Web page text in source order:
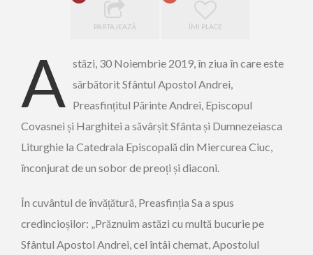
PARTAJEAZĂ ÎMI PLACE
A stăzi, 30 Noiembrie 2019, în ziua în care este
sărbătorit Sfântul Apostol Andrei,
Preasfințitul Părinte Andrei, Episcopul
Covasnei și Harghitei a săvârșit Sfânta și Dumnezeiasca
Liturghie la Catedrala Episcopală din Miercurea Ciuc,
înconjurat de un sobor de preoți și diaconi.
În cuvântul de învățătură, Preasfinția Sa a spus
credincioșilor: „Prăznuim astăzi cu multă bucurie pe
Sfântul Apostol Andrei, cel întâi chemat, Apostolul